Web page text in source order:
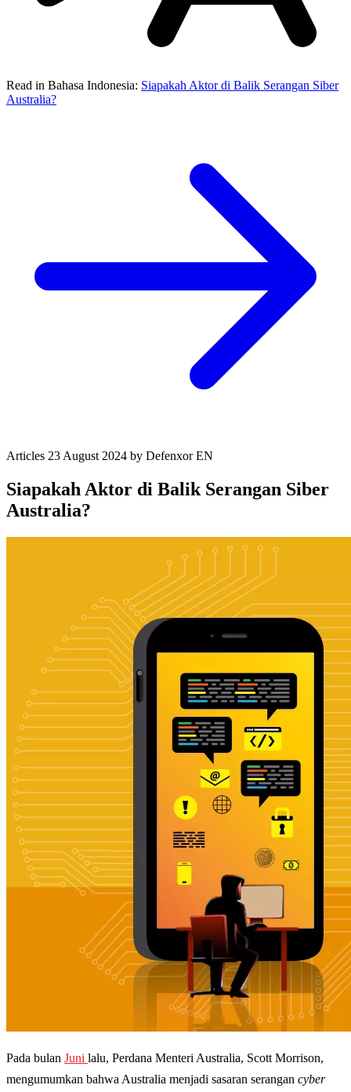
Read in Bahasa Indonesia: Siapakah Aktor di Balik Serangan Siber
Australia?
Articles 23 August 2024 by Defenxor EN
Siapakah Aktor di Balik Serangan Siber
Australia?
Pada bulan Juni lalu, Perdana Menteri Australia, Scott Morrison,
mengumumkan bahwa Australia menjadi sasaran serangan cyber